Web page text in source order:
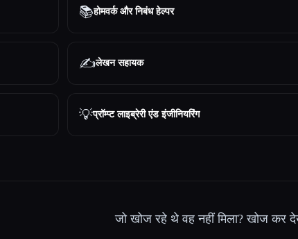
📚होमवर्क और निबंध हेल्पर
✍️लेखन सहायक
💡प्रॉम्प्ट लाइब्रेरी एंड इंजीनियरिंग
जो खोज रहे थे वह नहीं मिला? खोज कर